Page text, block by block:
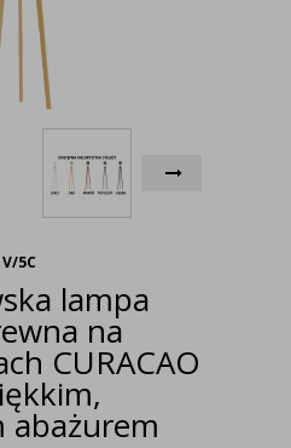
5C
lampa
na
CURACAO
abażurem